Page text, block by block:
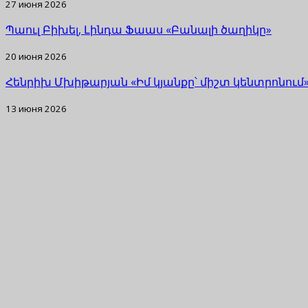
27 июня 2026
Պաուլ Բիխել, Լինդա Ֆաաս «Բանալի ծաղիկը»
20 июня 2026
Հենրիխ Մխիթարյան «Իմ կյանքը՝ միշտ
13 июня 2026